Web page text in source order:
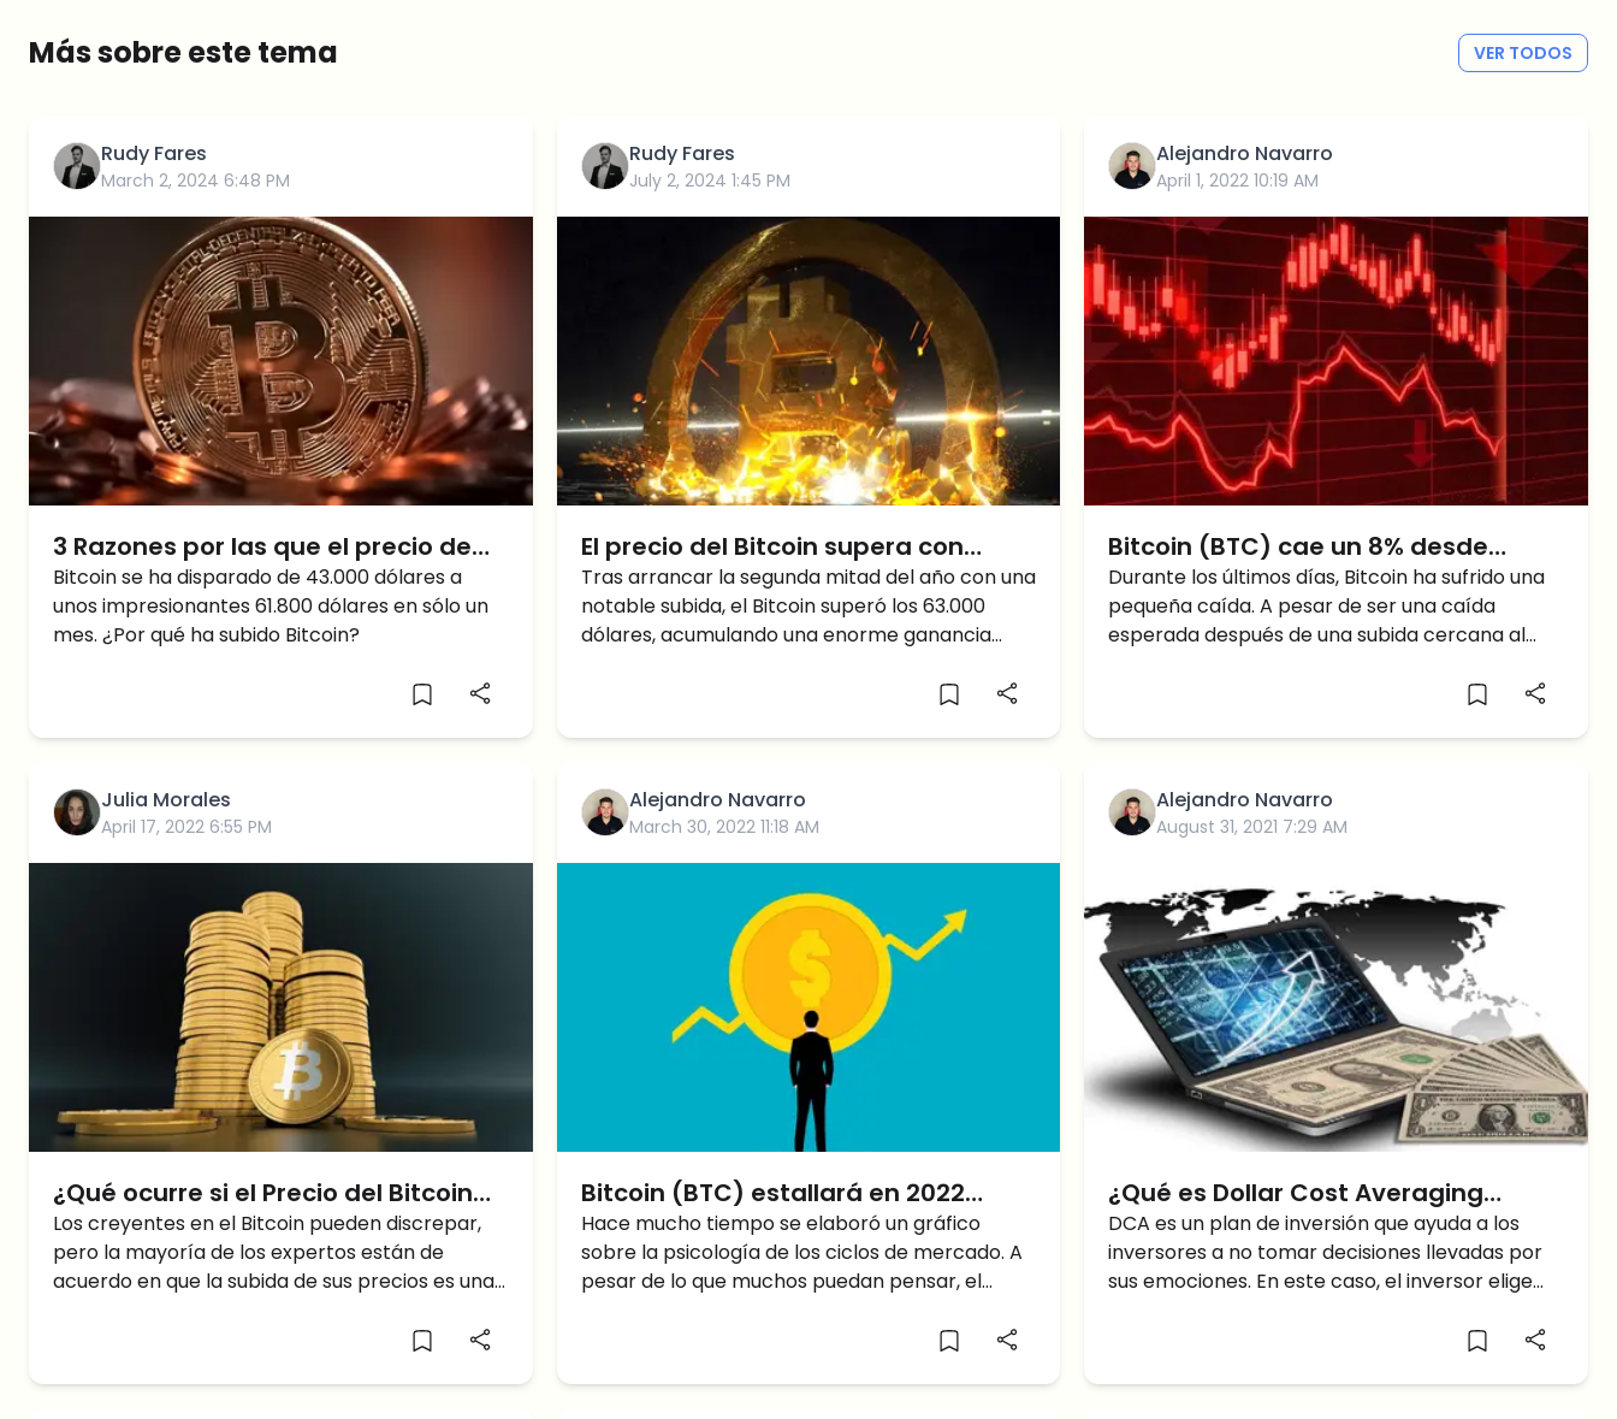
Más sobre este tema VER TODOS
Rudy Fares
March 2, 2024 6:48 PM
3 Razones por las que el precio de
Bitcoin ha subido
Bitcoin se ha disparado de 43.000 dólares a
unos impresionantes 61.800 dólares en sólo un
mes. ¿Por qué ha subido Bitcoin?
Rudy Fares
July 2, 2024 1:45 PM
El precio del Bitcoin supera con
fuerza los 63.000 a partir de H2, pero
¿próxima caída o subida?
Tras arrancar la segunda mitad del año con una
notable subida, el Bitcoin superó los 63.000
dólares, acumulando una enorme ganancia
Alejandro Navarro
April 1, 2022 10:19 AM
Bitcoin (BTC) cae un 8% desde
$48000. ¿Ha acabado o todavía
queda más?
Durante los últimos días, Bitcoin ha sufrido una
pequeña caída. A pesar de ser una caída
esperada después de una subida cercana al
Julia Morales
April 17, 2022 6:55 PM
¿Qué ocurre si el Precio del Bitcoin
va a la baja?
Los creyentes en el Bitcoin pueden discrepar,
pero la mayoría de los expertos están de
acuerdo en que la subida de sus precios es una
si, su precio se desplomará. Como corolario de
Alejandro Navarro
March 30, 2022 11:18 AM
Bitcoin (BTC) estallará en 2022
según la psicología de mercado
Hace mucho tiempo se elaboró un gráfico
sobre la psicología de los ciclos de mercado. A
pesar de lo que muchos puedan pensar, el
Alejandro Navarro
August 31, 2021 7:29 AM
¿Qué es Dollar Cost Averaging
(DCA)?
DCA es un plan de inversión que ayuda a los
inversores a no tomar decisiones llevadas por
sus emociones. En este caso, el inversor elige